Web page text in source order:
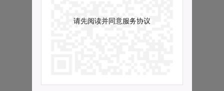
请先阅读并同意服务协议